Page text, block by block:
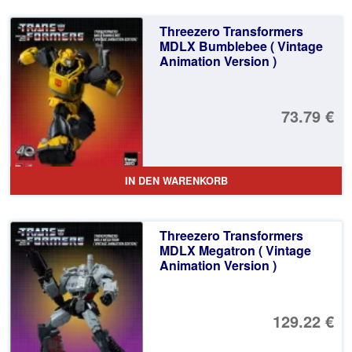
Threezero Transformers
MDLX Bumblebee ( Vintage
Animation Version )
73.79 €
IN DEN WARENKORB
Threezero Transformers
MDLX Megatron ( Vintage
Animation Version )
129.22 €